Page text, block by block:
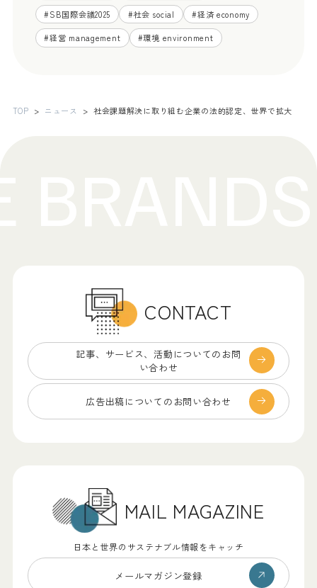
#SB国際会議2025 #社会 social #経済 economy
#経営 management #環境 environment
TOP ニュース 社会課題解決に取り組む企業の法的認定、世界で拡大
CONTACT
記事、サービス、 活動についてのお問
い合わせ
広告出稿についての お問い合わせ
MAIL MAGAZINE
日本と世界のサステナブル情報をキャッチ
メールマガジン登録